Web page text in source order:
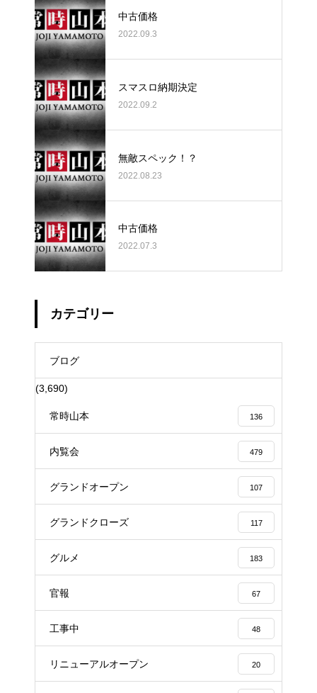
中古価格
2022.09.3
スマスロ納期決定
2022.09.2
無敵スペック！？
2022.08.23
中古価格
2022.07.3
カテゴリー
ブログ
(3,690)
常時山本 136
内覧会 479
グランドオープン 107
グランドクローズ 117
グルメ 183
官報 67
工事中 48
リニューアルオープン 20